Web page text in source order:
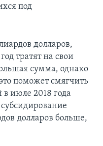
под
долларов,
тратят на свои
сумма, однако
поможет смягчить
июле 2018 года
долларов больше,